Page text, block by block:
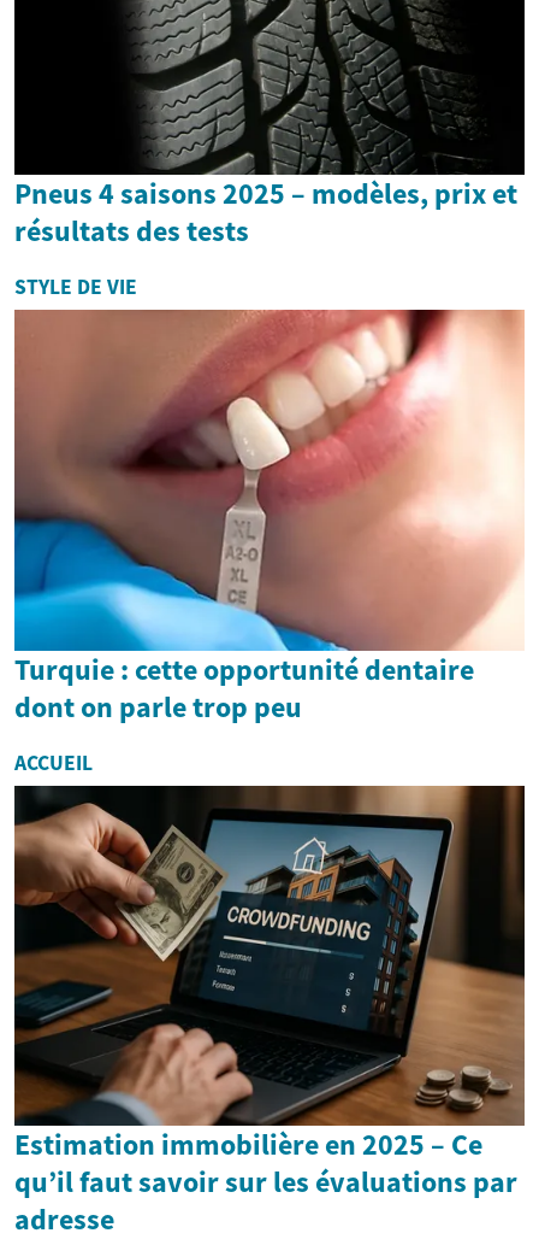
Pneus 4 saisons 2025 – modèles, prix et
résultats des tests
STYLE DE VIE
Turquie : cette opportunité dentaire
dont on parle trop peu
ACCUEIL
Estimation immobilière en 2025 – Ce
qu’il faut savoir sur les évaluations par
adresse